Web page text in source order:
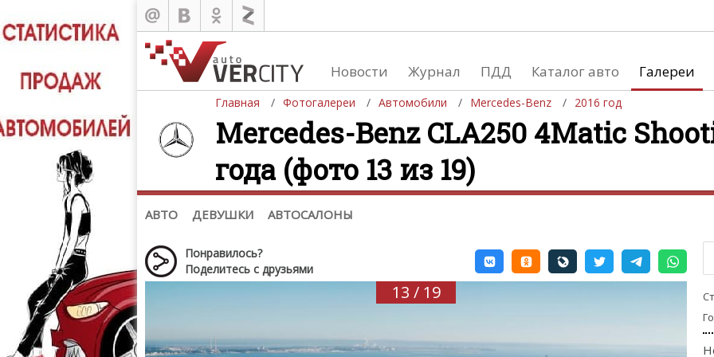
Новости Журнал ПДД Каталог авто Галереи
Главная Фотогалереи Автомобили Mercedes-Benz 2016 год
Mercedes-Benz CLA250 4Matic
года (фото 13 из 19)
АВТО ДЕВУШКИ АВТОСАЛОНЫ
Автомобили
Последние добавления
Список марок
(+1102)
Девушки
Девушки и автомобили
Девушки и мото
Список мировых автосалонов
Понравилось?
Поделитесь с друзьями
13 / 19